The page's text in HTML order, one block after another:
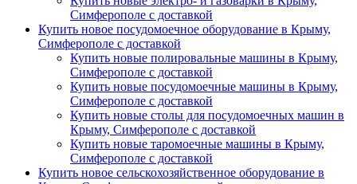
Симферополе с доставкой
Купить новое посудомоечное оборудование в Крыму,
Симферополе с доставкой
Купить новые полировальные машины в Крыму,
Симферополе с доставкой
Купить новые посудомоечные машины в Крыму,
Симферополе с доставкой
Купить новые столы для посудомоечных машин в
Крыму, Симферополе с доставкой
Купить новые таромоечные машины в Крыму,
Симферополе с доставкой
Купить новое сельскохозяйственное оборудование в